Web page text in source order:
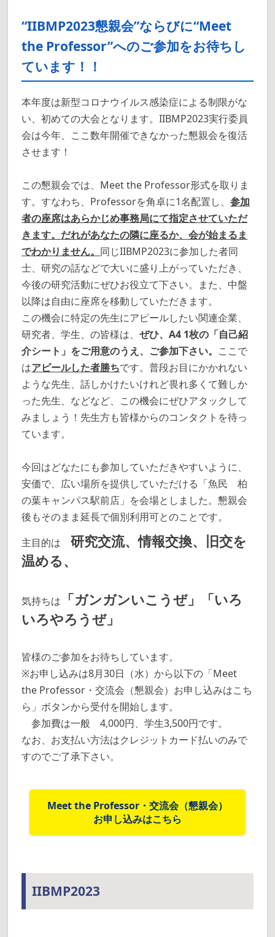
“IIBMP2023懇親会”ならびに“Meet
the Professor”へのご参加をお待ちし
ています！！
本年度は新型コロナウイルス感染症による制限がな
い、初めての大会となります。IIBMP2023実行委員
会は今年、ここ数年開催できなかった懇親会を復活
させます！
この懇親会では、Meet the Professor形式を取りま
す。すなわち、Professorを角卓に1名配置し、参加
者の座席はあらかじめ事務局にて指定させていただ
きます。だれがあなたの隣に座るか、会が始まるま
でわかりません。 同じIIBMP2023に参加した者同
士、研究の話などで大いに盛り上がっていただき、
今後の研究活動にぜひお役立て下さい。また、中盤
以降は自由に座席を移動していただきます。
この機会に特定の先生にアピールしたい関連企業、
研究者、学生、の皆様は、ぜひ、A4 1枚の「自己紹
介シート」をご用意のうえ、ご参加下さい。 ここで
はアピールした者勝ちです。普段お目にかかれない
ような先生、話しかけたいけれど畏れ多くて難しか
った先生、などなど、この機会にぜひアタックして
みましょう！先生方も皆様からのコンタクトを待っ
ています。
今回はどなたにも参加していただきやすいように、
安価で、広い場所を提供していただける「魚民 柏
の葉キャンパス駅前店」を会場としました。懇親会
後もそのまま延長で個別利用可とのことです。
主目的は研究交流、情報交換、旧交を
温める、
気持ちは
「ガンガンいこうぜ」「いろ
いろやろうぜ」
皆様のご参加をお待ちしています。
※お申し込みは8月30日（水）から以下の「Meet
the Professor・交流会（懇親会）お申し込みはこち
ら」ボタンから受付を開始します。
参加費は一般 4,000円、学生3,500円です。
なお、お支払い方法はクレジットカード払いのみで
すのでご了承下さい。
Meet the Professor・交流会（懇親会）
お申し込みはこちら
IIBMP2023